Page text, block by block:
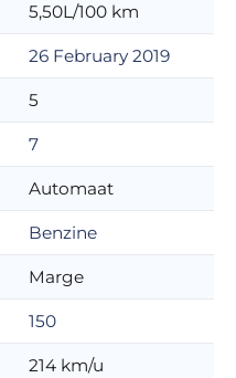
5,50L/100 km
26 February 2019
5
7
Automaat
Benzine
Marge
150
214 km/u